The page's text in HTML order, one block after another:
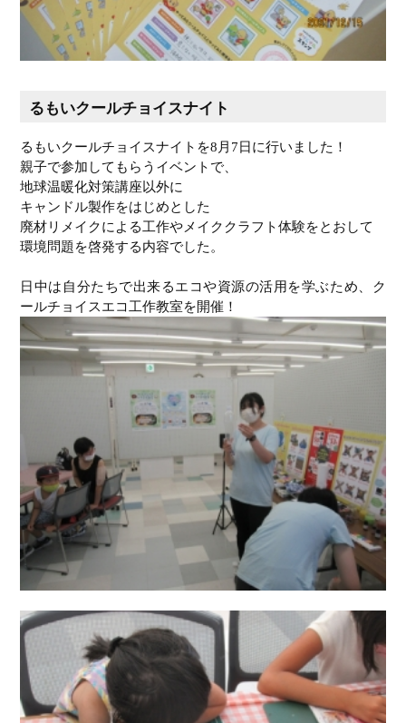
るもいクールチョイスナイト
るもいクールチョイスナイトを8月7日に行いました！
親子で参加してもらうイベントで、
地球温暖化対策講座以外に
キャンドル製作をはじめとした
廃材リメイクによる工作やメイククラフト体験をとおして
環境問題を啓発する内容でした。
日中は自分たちで出来るエコや資源の活用を学ぶため、ク
ールチョイスエコ工作教室を開催！